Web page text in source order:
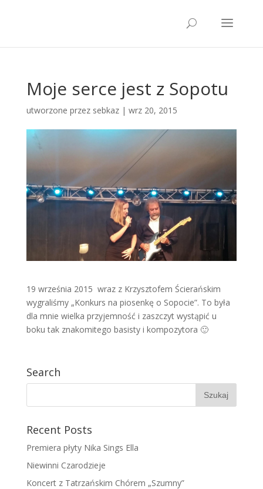
Moje serce jest z Sopotu
utworzone przez sebkaz| wrz 20, 2015
19 września 2015 wraz z Krzysztofem Ścierańskim
wygraliśmy „Konkurs na piosenkę o Sopocie”. To była
dla mnie wielka przyjemność i zaszczyt wystąpić u
boku tak znakomitego basisty i kompozytora 🙂
Search
Recent Posts
Premiera płyty Nika Sings Ella
Niewinni Czarodzieje
Koncert z Tatrzańskim Chórem „Szumny”